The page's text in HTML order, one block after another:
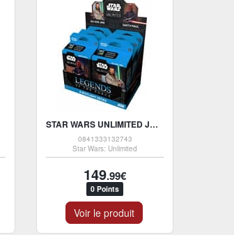
STAR WARS UNLIMITED JCC - DISPLAY DE DECK DE DÉMARRAGE LÉGENDES DE LA FORCE QUI-GON JINN ET DARTH MAUL (6X DECKS) - FR
0841333132743
Star Wars: Unlimited
149.99€
0 Points
Voir le produit